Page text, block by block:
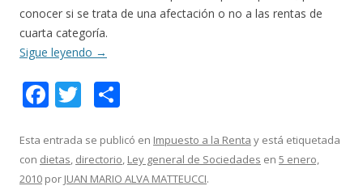
conocer si se trata de una afectación o no a las rentas de
cuarta categoría.
Sigue leyendo →
F
e
b
T
itt
er
m
p
Esta entrada se publicó en Impuesto a la Renta y está etiquetada
con dietas, directorio, Ley general de Sociedades en 5 enero,
2010 por JUAN MARIO ALVA MATTEUCCI.